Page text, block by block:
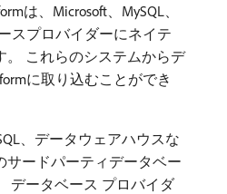
は、Microsoft、MySQL、
スプロバイダーにネイテ
。 これらのシステムからデ
に取り込むことができ
、データウェアハウスな
サードパーティデータベー
データベース プロバイダ